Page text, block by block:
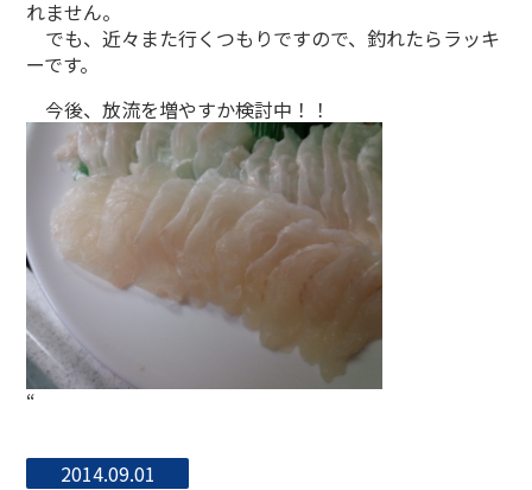
れません。
でも、近々また行くつもりですので、釣れたらラッキ
ーです。
今後、放流を増やすか検討中！！
“
2014.09.01